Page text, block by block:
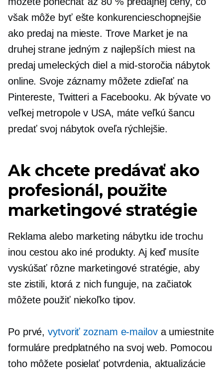
však môže byť ešte konkurencieschopnejšie
ako predaj na mieste. Trove Market je na
druhej strane jedným z najlepších miest na
predaj umeleckých diel a mid-storočia nábytok
online. Svoje záznamy môžete zdieľať na
Pintereste, Twitteri a Facebooku. Ak bývate vo
veľkej metropole v USA, máte veľkú šancu
predať svoj nábytok oveľa rýchlejšie.
Ak chcete predávať ako
profesionál, použite
marketingové stratégie
Reklama alebo marketing nábytku ide trochu
inou cestou ako iné produkty. Aj keď musíte
vyskúšať rôzne marketingové stratégie, aby
ste zistili, ktorá z nich funguje, na začiatok
môžete použiť niekoľko tipov.
Po prvé,vytvoriť zoznam e-mailova umiestnite
formuláre predplatného na svoj web. Pomocou
toho môžete posielať potvrdenia, aktualizácie